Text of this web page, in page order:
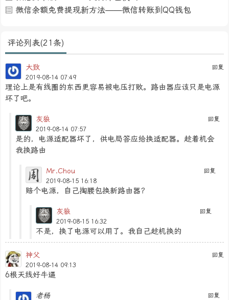
微信余额免费提现新方法——微信转账到QQ钱包
评论列表(21条)
回复
大致
2019-08-14 07:49
理论上是有线圈的东西更容易被电压打败。路由器应该只是电源
坏了吧。
回复
灰狼
2019-08-14 07:57
是的，电源适配器坏了，供电局答应给换适配器。趁着机会
我换路由
回复
Mr.Chou
2019-08-15 16:18
赔个电源，自己掏腰包换新路由器？
回复
灰狼
2019-08-15 16:32
不是，换了电源可以用了。我自己趁机换的
回复
神父
2019-08-14 09:13
6根天线好牛逼
回复
老杨